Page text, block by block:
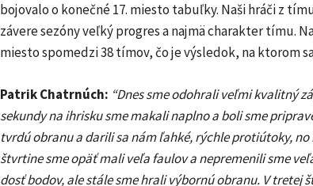
bojovalo o konečné 17. miesto tabuľky. Naši hráči z
závere sezóny veľký progres a najmä charakter tímu.
miesto spomedzi 38 tímov, čo je výsledok, na ktorom
Patrik Chatrnúch: “Dnes sme odohrali veľmi kvalitný
sekundy na ihrisku sme makali naplno a boli sme
tvrdú obranu a darili sa nám ľahké, rýchle protiútoky, no
štvrtine sme opäť mali veľa faulov a nepremenili sme
dosť bodov, ale stále sme hrali výbornú obranu. V tretej